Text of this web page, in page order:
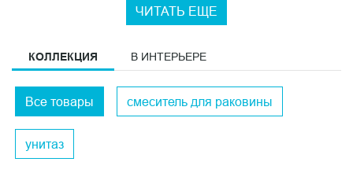
В результате многолетних исследований и разработок в
модель, которая обладает впечатляющим набором
безободковая конструкция;
система плавного закрывания Soft Close;
механизм быстрого снятия Clip up;
ЧИТАТЬ ЕЩЕ
КОЛЛЕКЦИЯ В ИНТЕРЬЕРЕ
Все товары смеситель для раковины
унитаз